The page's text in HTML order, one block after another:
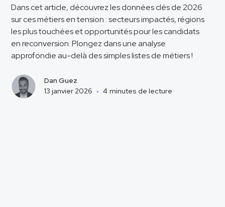
Dans cet article, découvrez les données clés de 2026
sur ces métiers en tension : secteurs impactés, régions
les plus touchées et opportunités pour les candidats
en reconversion. Plongez dans une analyse
approfondie au-delà des simples listes de métiers !
Dan Guez
13 janvier 2026 • 4 minutes de lecture